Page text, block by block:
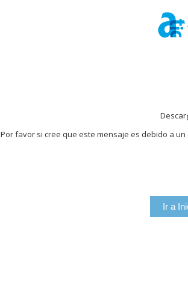
Por favor si cree que este mensaje es debido a